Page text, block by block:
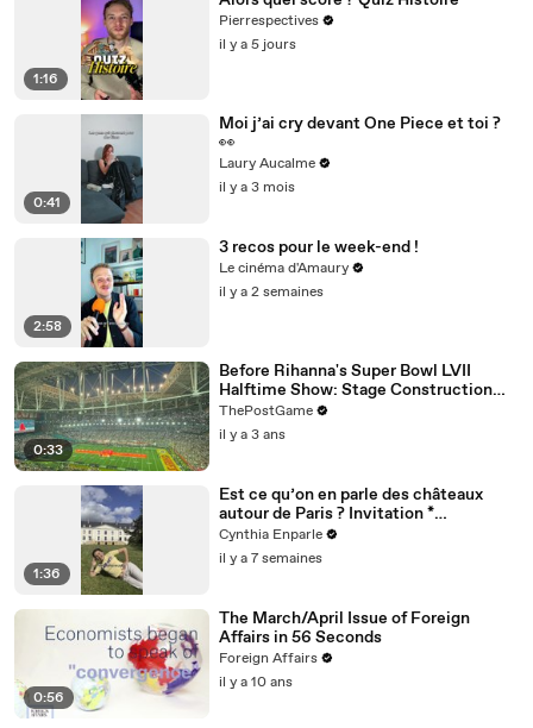
1:16
Pierrespectives
il y a 5 jours
0:41
Moi j’ai cry devant One Piece et toi ?
👀
Laury Aucalme
il y a 3 mois
2:58
3 recos pour le week-end !
Le cinéma d'Amaury
il y a 2 semaines
0:33
Before Rihanna's Super Bowl LVII
Halftime Show: Stage Construction
Timelapse
ThePostGame
il y a 3 ans
1:36
Est ce qu’on en parle des châteaux
autour de Paris ? Invitation *
@dolceversailles
Cynthia Enparle
il y a 7 semaines
0:56
The March/April Issue of Foreign
Affairs in 56 Seconds
Foreign Affairs
il y a 10 ans